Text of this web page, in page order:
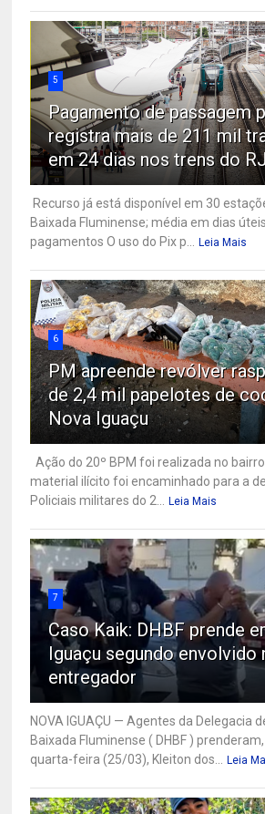
5
Pagamento de passagem
registra mais de 211 mil
em 24 dias nos trens do
Recurso já está disponível em 30
Baixada Fluminense; média em dias
pagamentos O uso do Pix p... Leia Mais
6
PM apreende revólver
de 2,4 mil papelotes de
Nova Iguaçu
Ação do 20º BPM foi realizada no
material ilícito foi encaminhado para a
Policiais militares do 2... Leia Mais
7
Caso Kaik: DHBF prende
Iguaçu segundo envolvido
entregador
NOVA IGUAÇU — Agentes da Delegacia
Baixada Fluminense ( DHBF )
quarta-feira (25/03), Kleiton dos... Leia